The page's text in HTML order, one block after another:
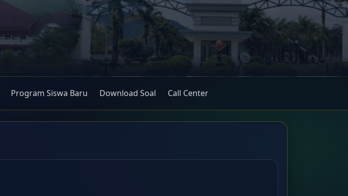
Program Siswa Baru Download Soal Call Center